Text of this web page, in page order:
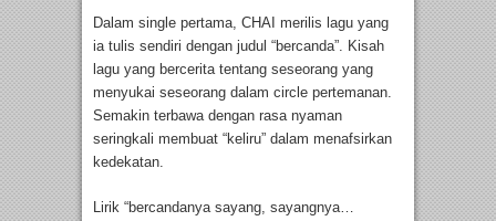
Dalam single pertama, CHAI merilis lagu yang
ia tulis sendiri dengan judul “bercanda”. Kisah
lagu yang bercerita tentang seseorang yang
menyukai seseorang dalam circle pertemanan.
Semakin terbawa dengan rasa nyaman
seringkali membuat “keliru” dalam menafsirkan
kedekatan.
Lirik “bercandanya sayang, sayangnya…